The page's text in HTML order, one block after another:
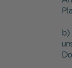
b)